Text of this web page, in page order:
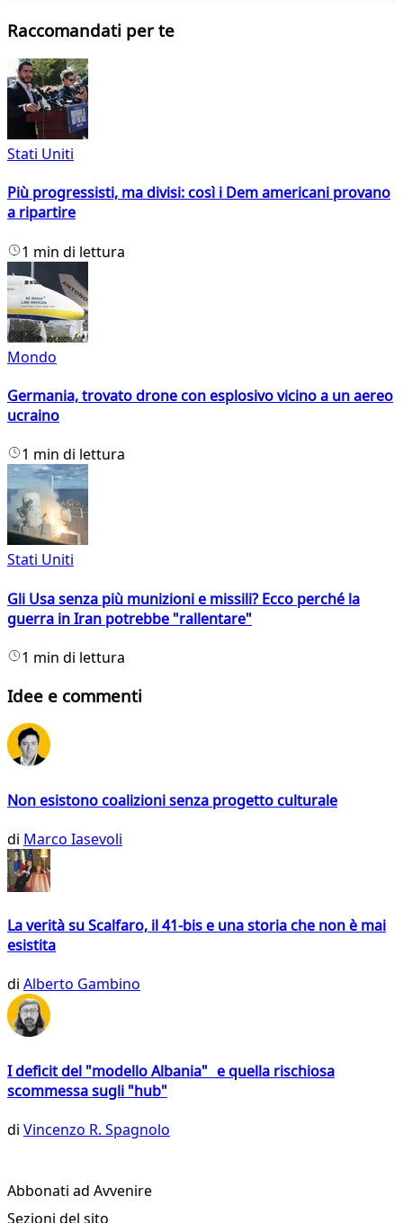
Raccomandati per te
Stati Uniti
Più progressisti, ma divisi: così i Dem americani provano
a ripartire
1 min di lettura
Mondo
Germania, trovato drone con esplosivo vicino a un aereo
ucraino
1 min di lettura
Stati Uniti
Gli Usa senza più munizioni e missili? Ecco perché la
guerra in Iran potrebbe "rallentare"
1 min di lettura
Idee e commenti
Non esistono coalizioni senza progetto culturale
di Marco Iasevoli
La verità su Scalfaro, il 41-bis e una storia che non è mai
esistita
di Alberto Gambino
I deficit del "modello Albania" e quella rischiosa
scommessa sugli "hub"
di Vincenzo R. Spagnolo
Abbonati ad Avvenire
Sezioni del sito